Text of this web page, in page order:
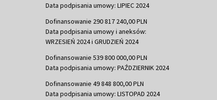
Data podpisania umowy: LIPIEC 2024
Dofinansowanie 290 817 240,00 PLN
Data podpisania umowy i aneksów:
WRZESIEŃ 2024 i GRUDZIEŃ 2024
Dofinansowanie 539 800 000,00 PLN
Data podpisania umowy: PAŹDZIERNIK 2024
Dofinansowanie 49 848 800,00 PLN
Data podpisania umowy: LISTOPAD 2024